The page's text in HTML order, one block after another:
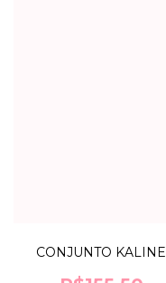
CONJUNTO KALINE